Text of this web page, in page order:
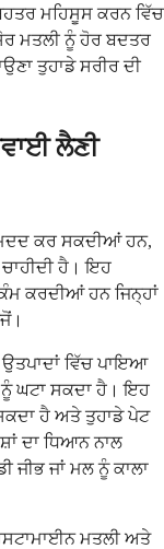
ਮਹਿਸੂਸ ਕਰਨ ਵਿੱਚ
ਮਤਲੀ ਨੂੰ ਹੋਰ ਬਦਤਰ
ਤੁਹਾਡੇ ਸਰੀਰ ਦੀ
ਲੈਣੀ
ਕਰ ਸਕਦੀਆਂ ਹਨ,
ਹੈ। ਇਹ
ਕਰਦੀਆਂ ਹਨ ਜਿਨ੍ਹਾਂ
ਵਿੱਚ ਪਾਇਆ
ਘਟਾ ਸਕਦਾ ਹੈ। ਇਹ
ਹੈ ਅਤੇ ਤੁਹਾਡੇ ਪੇਟ
ਦਾ ਧਿਆਨ ਨਾਲ
ਜੀਭ ਜਾਂ ਮਲ ਨੂੰ ਕਾਲਾ
ਮਤਲੀ ਅਤੇ